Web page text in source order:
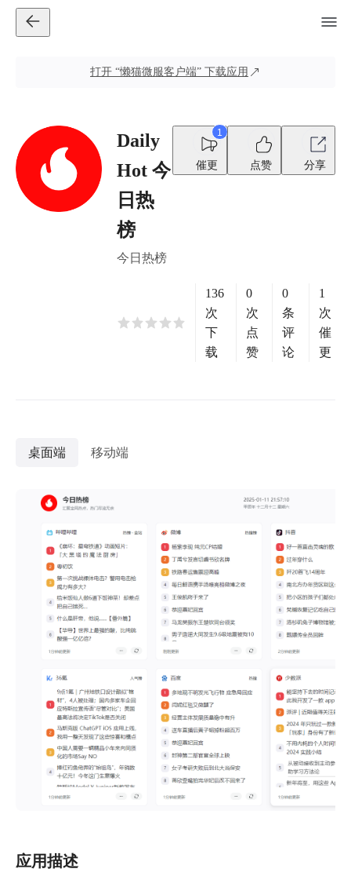
打开 “懒猫微服客户端” 下载应用
Daily
Hot 今
日热
榜
今日热榜
1
催更 点赞 分享
136
次
下
载
0
次
点
赞
0
条
评
论
1
次
催
更
桌面端 移动端
应用描述